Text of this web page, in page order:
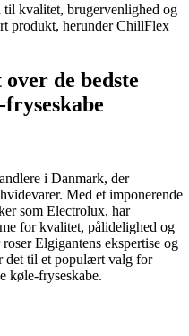
til kvalitet, brugervenlighed og
produkt, herunder ChillFlex
de bedste
i Danmark, der
Med et imponerende
som Electrolux, har
for kvalitet, pålidelighed og
Elgigantens ekspertise og
det til et populært valg for
køle-fryseskabe.